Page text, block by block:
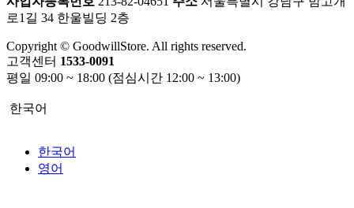
로1길 34 한울빌딩 2층
Copyright © GoodwillStore. All rights reserved.
고객센터 1533-0091
평일 09:00 ~ 18:00 (점심시간 12:00 ~ 13:00)
한국어
한국어
영어